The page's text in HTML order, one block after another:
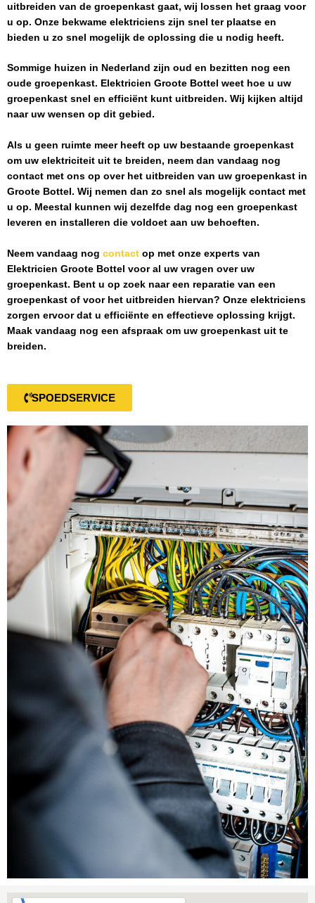
uitbreiden van de groepenkast gaat, wij lossen het graag voor
u op. Onze bekwame elektriciens zijn snel ter plaatse en
bieden u zo snel mogelijk de oplossing die u nodig heeft.
Sommige huizen in Nederland zijn oud en bezitten nog een
oude groepenkast. Elektricien Groote Bottel weet hoe u uw
groepenkast snel en efficiënt kunt uitbreiden. Wij kijken altijd
naar uw wensen op dit gebied.
Als u geen ruimte meer heeft op uw bestaande groepenkast
om uw elektriciteit uit te breiden, neem dan vandaag nog
contact met ons op over het uitbreiden van uw groepenkast in
Groote Bottel . Wij nemen dan zo snel als mogelijk contact met
u op. Meestal kunnen wij dezelfde dag nog een groepenkast
leveren en installeren die voldoet aan uw behoeften.
Neem vandaag nog contact op met onze experts van
Elektricien Groote Bottel voor al uw vragen over uw
groepenkast. Bent u op zoek naar een reparatie van een
groepenkast of voor het uitbreiden hiervan? Onze elektriciens
zorgen ervoor dat u efficiënte en effectieve oplossing krijgt.
Maak vandaag nog een afspraak om uw groepenkast uit te
breiden.
SPOEDSERVICE